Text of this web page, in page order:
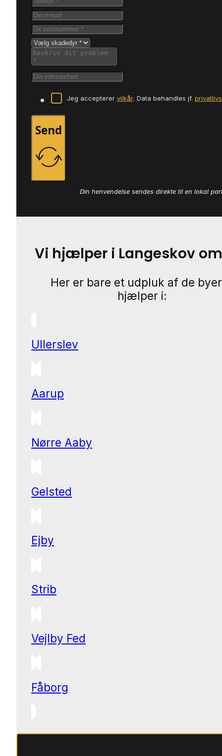
Jeg accepterer vilkår. Data behandles jf.
Send
Din henvendelse sendes direkte til en lokal
Vi hjælper i Langeskov
Her er bare et udpluk af de
hjælper i:
Ullerslev
Aarup
Nørre Aaby
Gelsted
Ejby
Strib
Vejlby Fed
Fåborg